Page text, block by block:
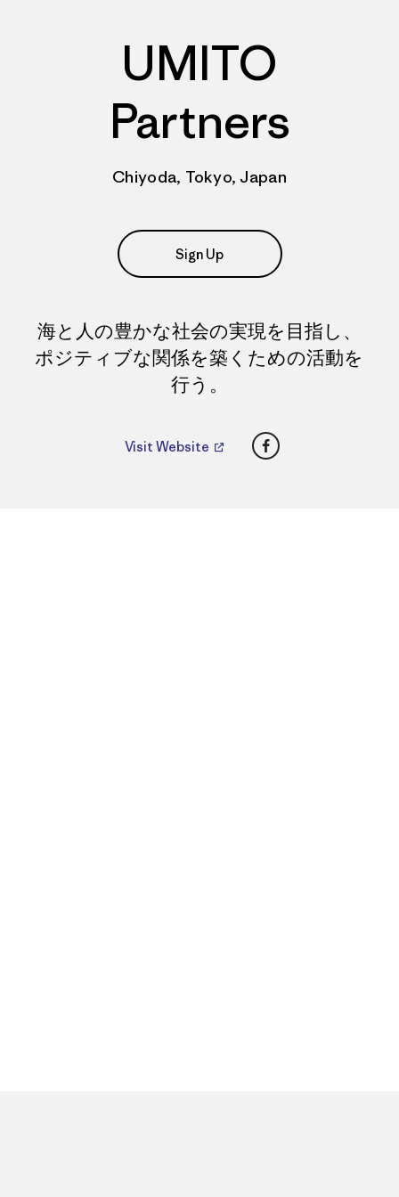
UMITO
Partners
Chiyoda, Tokyo, Japan
Sign Up
海と人の豊かな社会の実現を目指し、
ポジティブな関係を築くための活動を
行う。
Visit Website Facebook